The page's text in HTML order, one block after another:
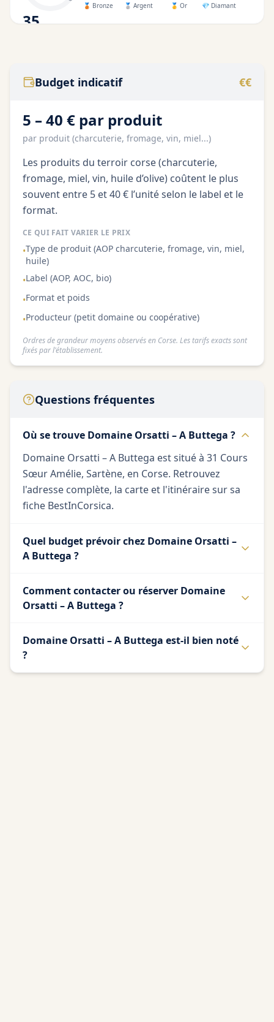
35
🥉 Bronze 🥈 Argent 🥇 Or 💎 Diamant
Budget indicatif €€
5 – 40 € par produit
par produit (charcuterie, fromage, vin, miel...)
Les produits du terroir corse (charcuterie,
fromage, miel, vin, huile d’olive) coûtent le plus
souvent entre 5 et 40 € l’unité selon le label et le
format.
CE QUI FAIT VARIER LE PRIX
•Type de produit (AOP charcuterie, fromage, vin, miel,
huile)
•Label (AOP, AOC, bio)
•Format et poids
•Producteur (petit domaine ou coopérative)
Ordres de grandeur moyens observés en Corse. Les tarifs exacts sont
fixés par l'établissement.
Questions fréquentes
Où se trouve Domaine Orsatti – A Buttega ?
Domaine Orsatti – A Buttega est situé à 31 Cours
Sœur Amélie, Sartène, en Corse. Retrouvez
l'adresse complète, la carte et l'itinéraire sur sa
fiche BestInCorsica.
Quel budget prévoir chez Domaine Orsatti –
A Buttega ?
Comment contacter ou réserver Domaine
Orsatti – A Buttega ?
Domaine Orsatti – A Buttega est-il bien noté
?